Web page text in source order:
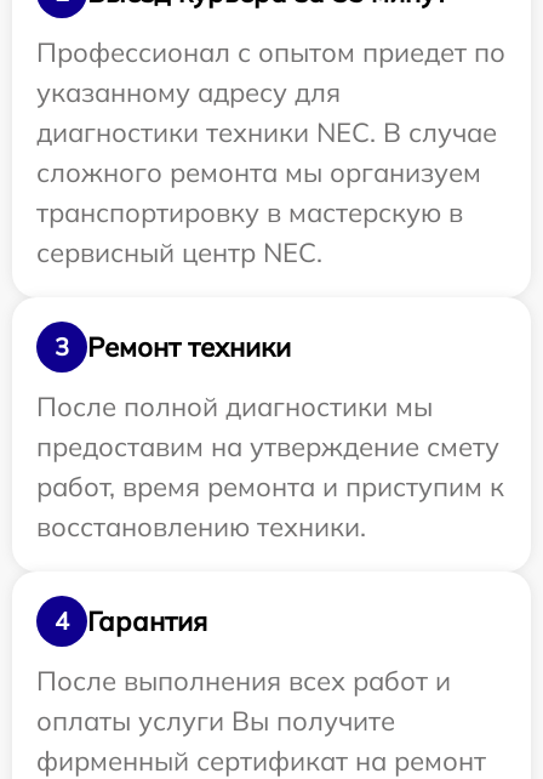
Профессионал с опытом приедет по
указанному адресу для
диагностики техники NEC. В случае
сложного ремонта мы организуем
транспортировку в мастерскую в
сервисный центр NEC.
3
Ремонт техники
После полной диагностики мы
предоставим на утверждение смету
работ, время ремонта и приступим к
восстановлению техники.
4
Гарантия
После выполнения всех работ и
оплаты услуги Вы получите
фирменный сертификат на ремонт